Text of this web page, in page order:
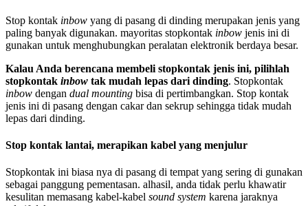
Stop kontak inbow yang di pasang di dinding merupakan jenis yang
paling banyak digunakan. mayoritas stopkontak inbow jenis ini di
gunakan untuk menghubungkan peralatan elektronik berdaya besar.
Kalau Anda berencana membeli stopkontak jenis ini, pilihlah
stopkontak inbow tak mudah lepas dari dinding. Stopkontak
inbow dengan dual mounting bisa di pertimbangkan. Stop kontak
jenis ini di pasang dengan cakar dan sekrup sehingga tidak mudah
lepas dari dinding.
Stop kontak lantai, merapikan kabel yang menjulur
Stopkontak ini biasa nya di pasang di tempat yang sering di gunakan
sebagai panggung pementasan. alhasil, anda tidak perlu khawatir
kesulitan memasang kabel-kabel sound system karena jaraknya